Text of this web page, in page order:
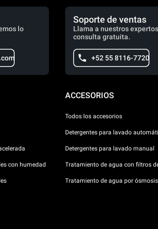
lo
Soporte de ventas
Llama a nuestros
consulta gratuita.
+52 55 8116-7720
con humedad
ACCESORIOS
Todos los accesorios
Detergentes para lavado
Detergentes para lavado manual
Tratamiento de agua con filtros
Tratamiento de agua por